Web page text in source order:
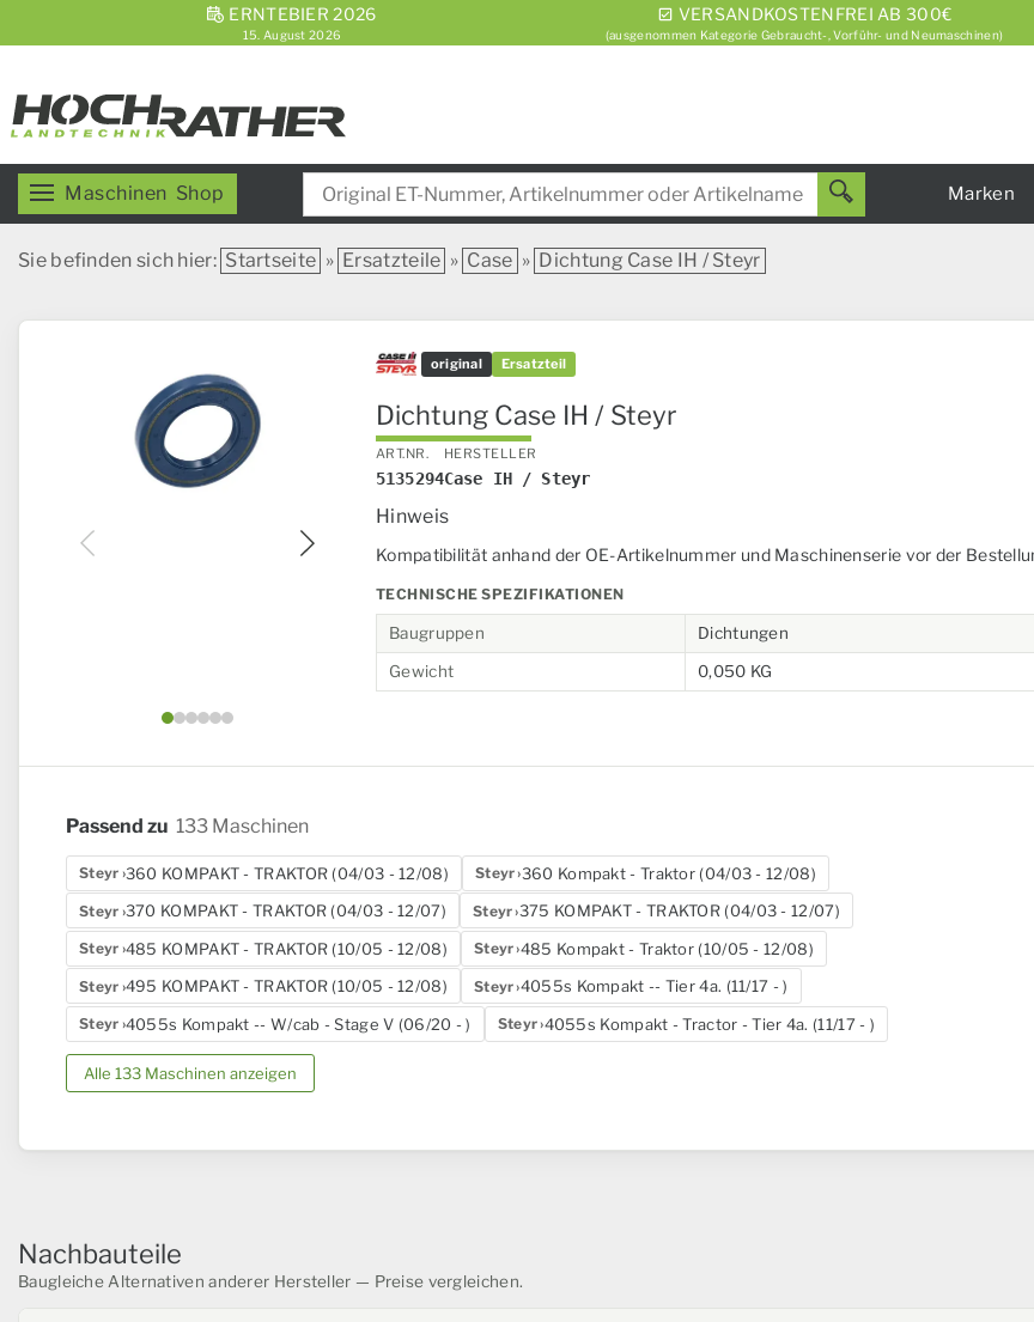
ERNTEBIER 2026
15. August 2026
VERSANDKOSTENFREI AB 300€
(ausgenommen Kategorie Gebraucht-, Vorführ- und Neumaschinen)
Maschinen Shop Marken
Sie befinden sich hier: Startseite » Ersatzteile » Case » Dichtung Case IH / Steyr
original Ersatzteil
Dichtung Case IH / Steyr
ART.NR.
5135294
HERSTELLER
Case IH / Steyr
Hinweis
Kompatibilität anhand der OE-Artikelnummer und Maschinenserie vor der
TECHNISCHE SPEZIFIKATIONEN
Baugruppen
Dichtungen
Gewicht
0,050 KG
Passend zu 133 Maschinen
Steyr 360 KOMPAKT - TRAKTOR (04/03 - 12/08) Steyr 360 Kompakt - Traktor (04/03 - 12/08)
Steyr 370 KOMPAKT - TRAKTOR (04/03 - 12/07) Steyr 375 KOMPAKT - TRAKTOR (04/03 - 12/07)
Steyr 485 KOMPAKT - TRAKTOR (10/05 - 12/08) Steyr 485 Kompakt - Traktor (10/05 - 12/08)
Steyr 495 KOMPAKT - TRAKTOR (10/05 - 12/08) Steyr 4055s Kompakt -- Tier 4a. (11/17 - )
Steyr 4055s Kompakt -- W/cab - Stage V (06/20 - ) Steyr 4055s Kompakt - Tractor - Tier 4a. (11/17 - )
Alle 133 Maschinen anzeigen
Nachbauteile
Baugleiche Alternativen anderer Hersteller — Preise vergleichen.